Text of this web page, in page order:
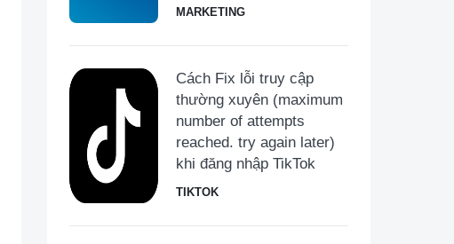
MARKETING
Cách Fix lỗi truy cập
thường xuyên (maximum
number of attempts
reached. try again later)
khi đăng nhập TikTok
TIKTOK